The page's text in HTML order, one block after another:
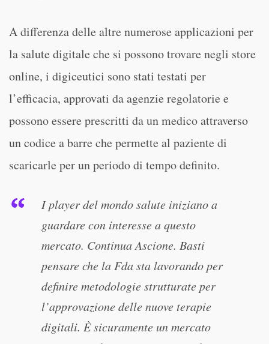
A differenza delle altre numerose applicazioni per
la salute digitale che si possono trovare negli store
online, i digiceutici sono stati testati per
l’efficacia, approvati da agenzie regolatorie e
possono essere prescritti da un medico attraverso
un codice a barre che permette al paziente di
scaricarle per un periodo di tempo definito.
I player del mondo salute iniziano a
guardare con interesse a questo
mercato. Continua Ascione. Basti
pensare che la Fda sta lavorando per
definire metodologie strutturate per
l’approvazione delle nuove terapie
digitali. È sicuramente un mercato